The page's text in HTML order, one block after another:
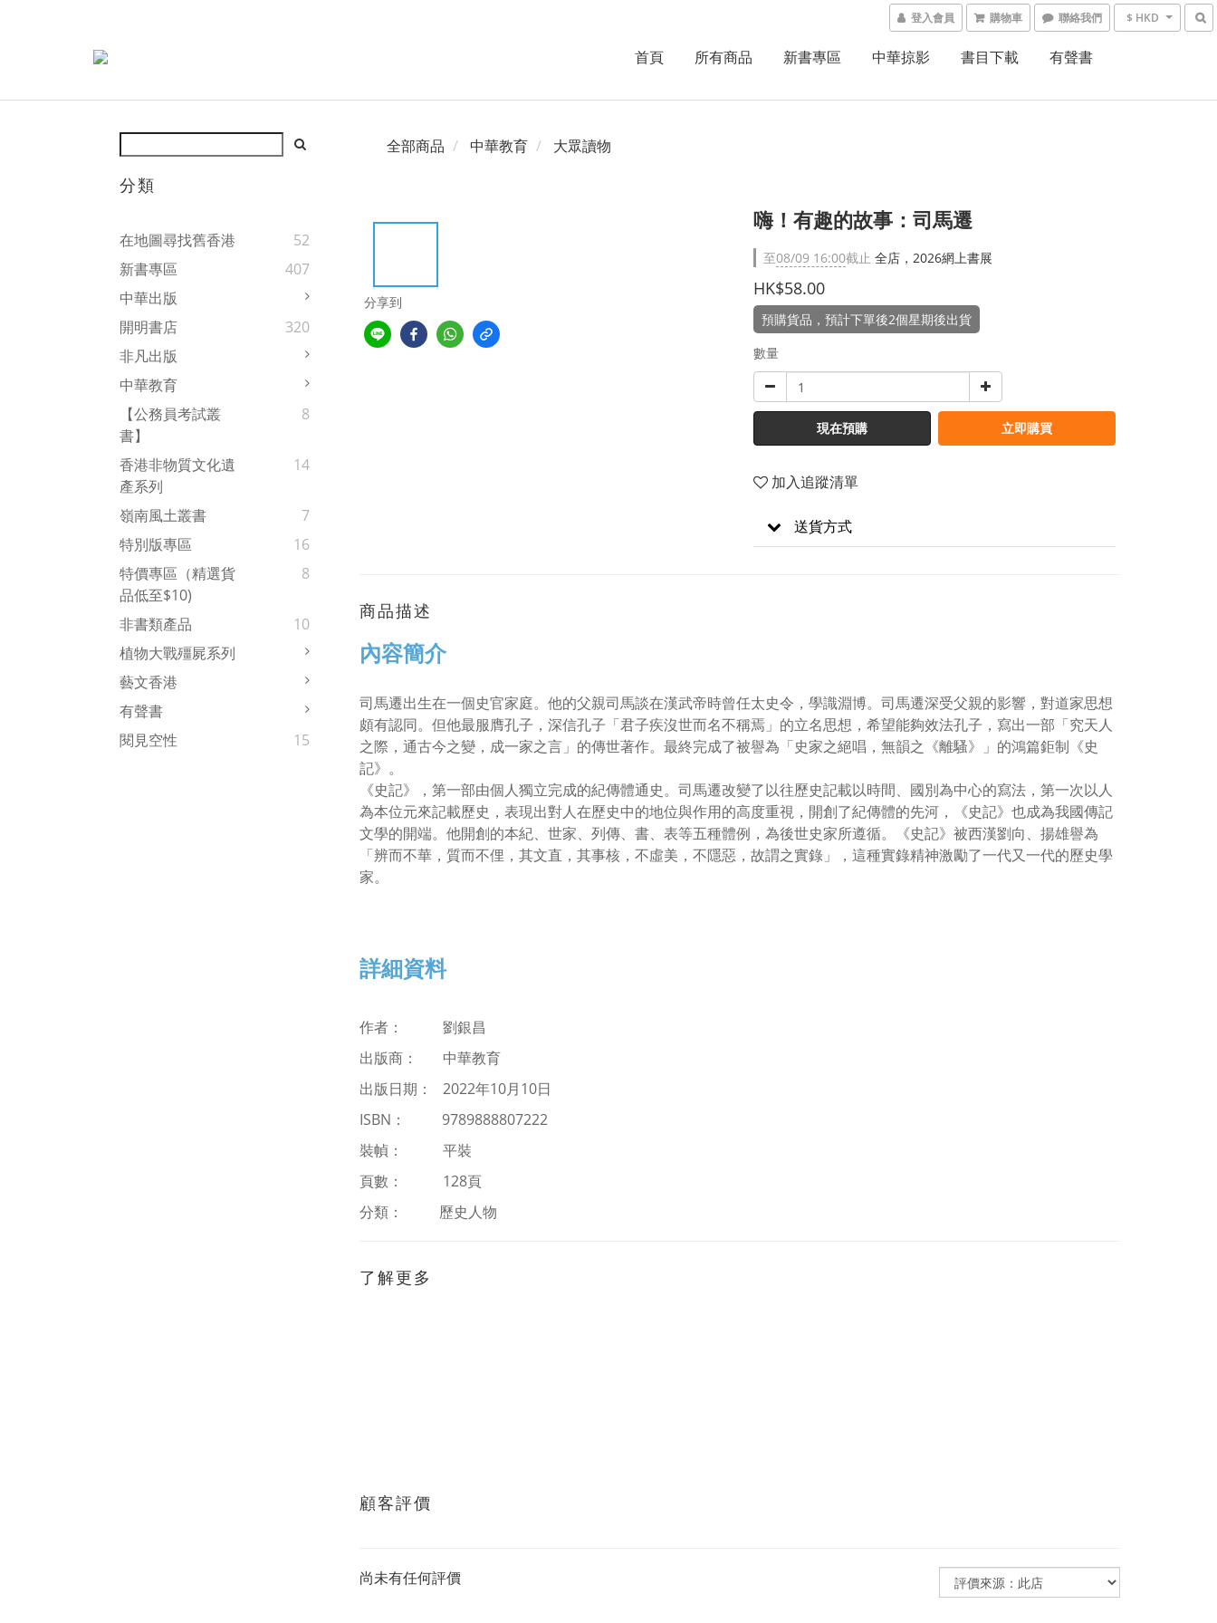
登入會員 購物車 聯絡我們 $ HKD
首頁 所有商品 新書專區 中華掠影 書目下載 有聲書
分類
在地圖尋找舊香港
52
新書專區
407
中華出版
開明書店
320
非凡出版
中華教育
【公務員考試叢
書】
8
香港非物質文化遺
產系列
14
嶺南風土叢書
7
特別版專區
16
特價專區（精選貨
品低至$10)
8
非書類產品
10
植物大戰殭屍系列
藝文香港
有聲書
閱見空性
15
全部商品 中華教育 大眾讀物
分享到
嗨！有趣的故事：司馬遷
至08/09 16:00截止 全店，2026網上書展
HK$58.00
預購貨品，預計下單後2個星期後出貨
數量
現在預購 立即購買
加入追蹤清單
送貨方式
商品描述
內容簡介
司馬遷出生在一個史官家庭。他的父親司馬談在漢武帝時曾任太史令，學識淵博。司馬遷深受父親的影響，對道家思想
頗有認同。但他最服膺孔子，深信孔子「君子疾沒世而名不稱焉」的立名思想，希望能夠效法孔子，寫出一部「究天人
之際，通古今之變，成一家之言」的傳世著作。最終完成了被譽為「史家之絕唱，無韻之《離騷》」的鴻篇鉅制《史
記》。
《史記》，第一部由個人獨立完成的紀傳體通史。司馬遷改變了以往歷史記載以時間、國別為中心的寫法，第一次以人
為本位元來記載歷史，表現出對人在歷史中的地位與作用的高度重視，開創了紀傳體的先河，《史記》也成為我國傳記
文學的開端。他開創的本紀、世家、列傳、書、表等五種體例，為後世史家所遵循。《史記》被西漢劉向、揚雄譽為
「辨而不華，質而不俚，其文直，其事核，不虛美，不隱惡，故謂之實錄」，這種實錄精神激勵了一代又一代的歷史學
家。
詳細資料
作者： 劉銀昌
出版商： 中華教育
出版日期： 2022年10月10日
ISBN ：
9789888807222
裝幀： 平裝
頁數： 128頁
分類：
歷史人物
了解更多
顧客評價
尚未有任何評價